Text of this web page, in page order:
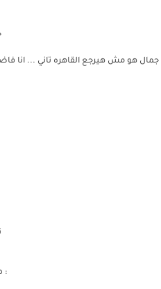
جمال هو مش هيرجع القاهره تاني ... انا
: